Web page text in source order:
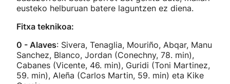
eusteko helburuan batere laguntzen ez diena.
Fitxa teknikoa:
0 - Alaves: Sivera, Tenaglia, Mouriño, Abqar, Manu
Sanchez, Blanco, Jordan (Conechny, 78. min),
Cabanes (Vicente, 46. min), Guridi (Toni Martinez,
59. min), Aleña (Carlos Martin, 59. min) eta Kike